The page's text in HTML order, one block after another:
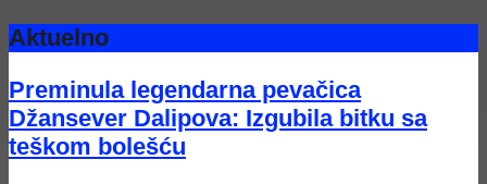
Aktuelno
Preminula legendarna pevačica
Džansever Dalipova: Izgubila bitku sa
teškom bolešću